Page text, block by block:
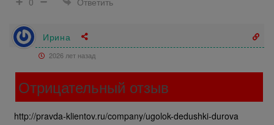
Ирина
2026 лет назад
Отрицательный отзыв
http://pravda-klientov.ru/company/ugolok-dedushki-durova